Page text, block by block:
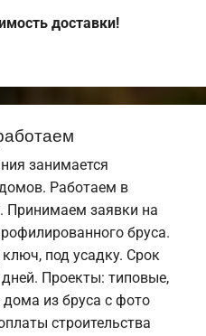
доставки!
занимается
Работаем в
Принимаем заявки на
бруса.
под усадку. Срок
Проекты: типовые,
из бруса с фото
строительства